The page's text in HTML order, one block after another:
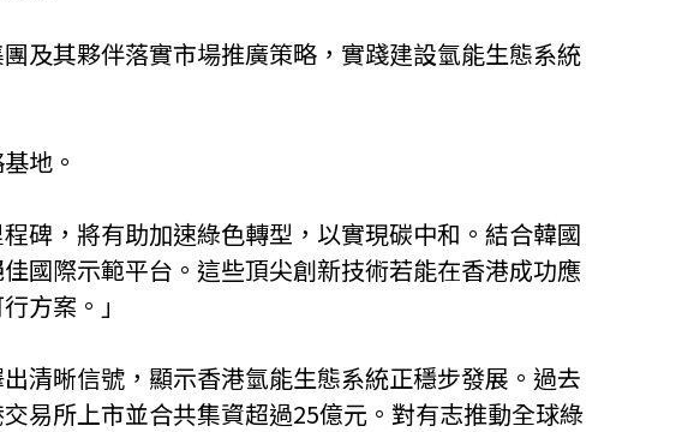
及其夥伴落實市場推廣策略，實踐建設氫能生態系統
地。
碑，將有助加速綠色轉型，以實現碳中和。結合韓國
國際示範平台。這些頂尖創新技術若能在香港成功應
方案。」
清晰信號，顯示香港氫能生態系統正穩步發展。過去
易所上市並合共集資超過25億元。對有志推動全球綠